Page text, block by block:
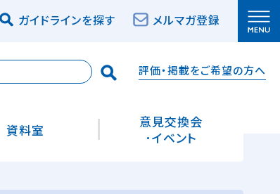
資料室
意見交換会
･イベント
ガイドラインを探す メルマガ登録
評価・掲載をご希望の方へ